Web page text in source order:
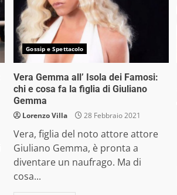
Gossip e Spettacolo
Vera Gemma all’ Isola dei Famosi:
chi e cosa fa la figlia di Giuliano
Gemma
Lorenzo Villa 28 Febbraio 2021
Vera, figlia del noto attore attore
Giuliano Gemma, è pronta a
diventare un naufrago. Ma di
cosa...